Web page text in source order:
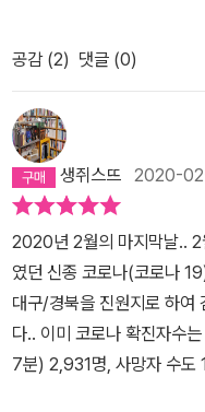
받아 살아가야 할 세대다.
다. 약한 존재이기 때문에 렌
움이 필요하다. 생활을 바
서 보여주고 있다. 왜 토비
비가 신의 정원사들에 합류
다. 토비는 기존 사회에서
람이다. 그런 사람을 통해서
주류가 되어서는 안 된다는
설에서 제목을 이루는 성인
을 살아가는 주 인물이 될
고, 그것을 이겨내는 사람
다. 크레이크는 유토피아를
뭔가를 지켜 내기 위해서
없다. 너무 많은 시간을 한
없다. - 171- 토비는 지금
‘레베카.’하고 불러 본다. 그
고 싶지만 이건 시간이 가면
사람들에게 해당되는 질문
말인가? 그래서 토비는 그
과 이브 들은 말했다. 우리
리가 바라는 것이 우리가
살 이유가 있을까? -
마거릿애트우드
공감 (2) 댓글 (0)
생쥐스뜨 2020-
2020년 2월의 마지막날.. 2
였던 신종 코로나(코로나
대구/경북을 진원지로 하여
다.. 이미 코로나 확진자수
7분) 2,931명, 사망자 수도